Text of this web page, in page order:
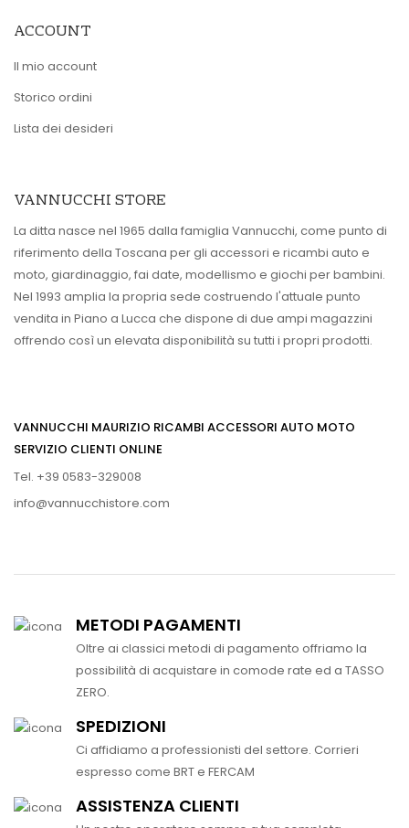
ACCOUNT
Il mio account
Storico ordini
Lista dei desideri
VANNUCCHI STORE
La ditta nasce nel 1965 dalla famiglia Vannucchi, come punto di
riferimento della Toscana per gli accessori e ricambi auto e
moto, giardinaggio, fai date, modellismo e giochi per bambini.
Nel 1993 amplia la propria sede costruendo l'attuale punto
vendita in Piano a Lucca che dispone di due ampi magazzini
offrendo così un elevata disponibilità su tutti i propri prodotti.
VANNUCCHI MAURIZIO RICAMBI ACCESSORI AUTO MOTO
SERVIZIO CLIENTI ONLINE
Tel. +39 0583-329008
info@vannucchistore.com
METODI PAGAMENTI
Oltre ai classici metodi di pagamento offriamo la
possibilità di acquistare in comode rate ed a TASSO
ZERO.
SPEDIZIONI
Ci affidiamo a professionisti del settore. Corrieri
espresso come BRT e FERCAM
ASSISTENZA CLIENTI